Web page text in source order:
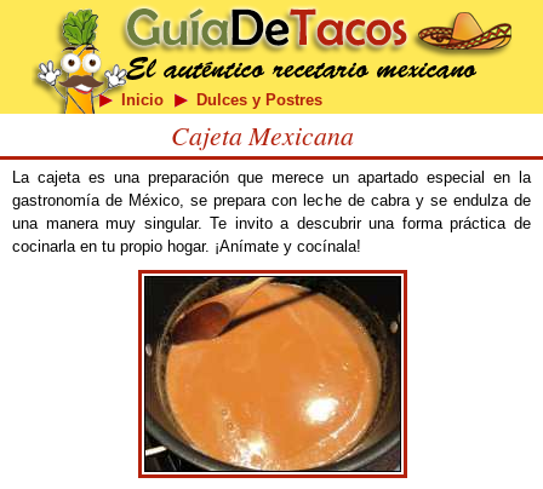
Inicio Dulces y Postres
Cajeta Mexicana
La cajeta es una preparación que merece un apartado especial en la
gastronomía de México, se prepara con leche de cabra y se endulza de
una manera muy singular. Te invito a descubrir una forma práctica de
cocinarla en tu propio hogar. ¡Anímate y cocínala!